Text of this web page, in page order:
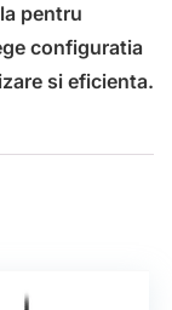
pentru
configuratia
si eficienta.